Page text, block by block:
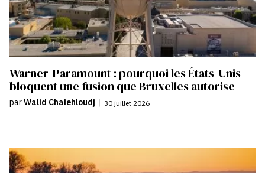
Warner-Paramount : pourquoi les États-Unis
bloquent une fusion que Bruxelles autorise
parWalid Chaiehloudj 30 juillet 2026